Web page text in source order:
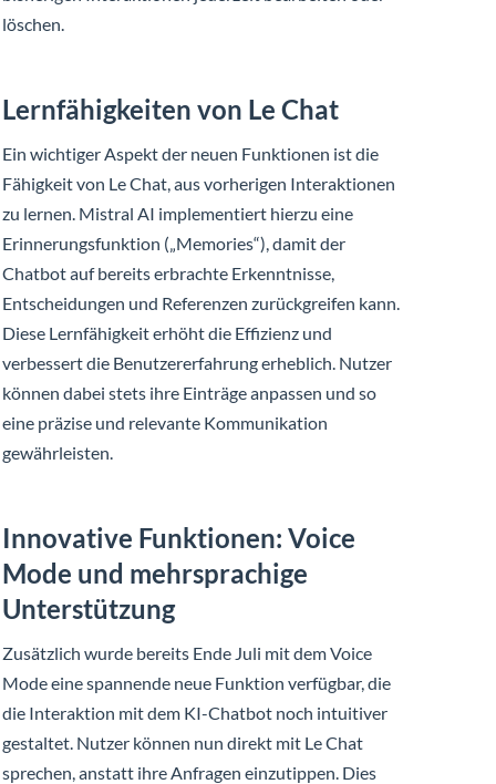
löschen.
Lernfähigkeiten von Le Chat
Ein wichtiger Aspekt der neuen Funktionen ist die
Fähigkeit von Le Chat, aus vorherigen Interaktionen
zu lernen. Mistral AI implementiert hierzu eine
Erinnerungsfunktion („Memories“), damit der
Chatbot auf bereits erbrachte Erkenntnisse,
Entscheidungen und Referenzen zurückgreifen kann.
Diese Lernfähigkeit erhöht die Effizienz und
verbessert die Benutzererfahrung erheblich. Nutzer
können dabei stets ihre Einträge anpassen und so
eine präzise und relevante Kommunikation
gewährleisten.
Innovative Funktionen: Voice
Mode und mehrsprachige
Unterstützung
Zusätzlich wurde bereits Ende Juli mit dem Voice
Mode eine spannende neue Funktion verfügbar, die
die Interaktion mit dem KI-Chatbot noch intuitiver
gestaltet. Nutzer können nun direkt mit Le Chat
sprechen, anstatt ihre Anfragen einzutippen. Dies